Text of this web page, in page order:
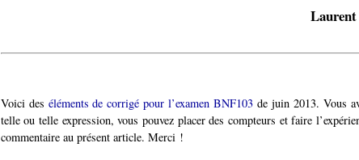
Voici des éléments de corrigé pour l’examen BNF103 de juin 2013. Vous
telle ou telle expression, vous pouvez placer des compteurs et faire
commentaire au présent article. Merci !